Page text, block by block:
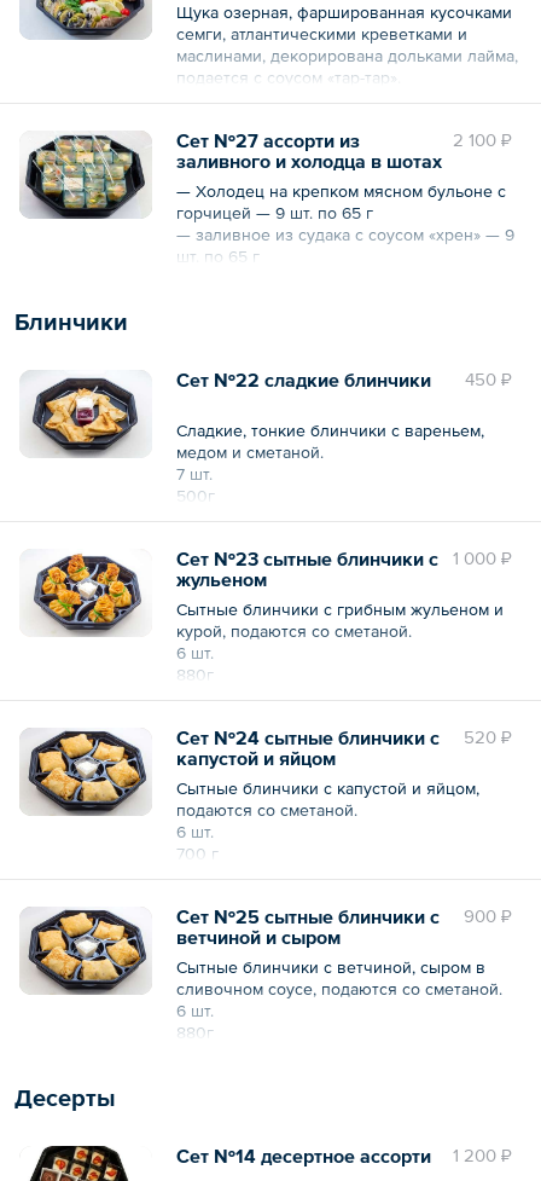
Щука озерная, фаршированная кусочками
семги, атлантическими креветками и
маслинами, декорирована дольками лайма,
подается с соусом «тар-тар».
1 кг
2 100 ₽
Сет №27 ассорти из
заливного и холодца в шотах
— Холодец на крепком мясном бульоне с
горчицей — 9 шт. по 65 г
— заливное из судака с соусом «хрен» — 9
шт. по 65 г
Блинчики
450 ₽
Сет №22 сладкие блинчики
Сладкие, тонкие блинчики с вареньем,
медом и сметаной.
7 шт.
500г
1 000 ₽
Сет №23 сытные блинчики с
жульеном
Сытные блинчики с грибным жульеном и
курой, подаются со сметаной.
6 шт.
880г
520 ₽
Сет №24 сытные блинчики с
капустой и яйцом
Сытные блинчики с капустой и яйцом,
подаются со сметаной.
6 шт.
700 г
900 ₽
Сет №25 сытные блинчики с
ветчиной и сыром
Сытные блинчики с ветчиной, сыром в
сливочном соусе, подаются со сметаной.
6 шт.
880г
Десерты
1 200 ₽
Сет №14 десертное ассорти